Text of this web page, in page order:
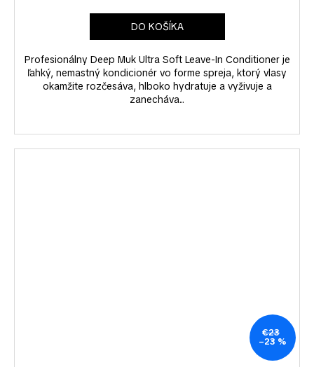
DO KOŠÍKA
Profesionálny Deep Muk Ultra Soft Leave-In Conditioner je
ľahký, nemastný kondicionér vo forme spreja, ktorý vlasy
okamžite rozčesáva, hlboko hydratuje a vyživuje a
zanecháva...
€23
–23 %